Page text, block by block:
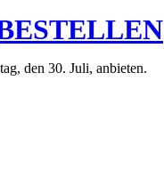
den 30. Juli, anbieten.